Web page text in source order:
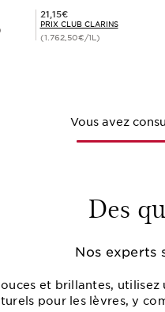
Prix Club Clarins 21,15€
21,15€
PRIX CLUB CLARINS
(1.762,50€/1L)
Vous avez
Des
Nos experts
et brillantes,
pour les lèvres, y